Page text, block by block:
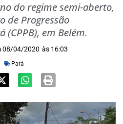
do regime semi-aberto,
de Progressão
(CPPB), em Belém.
08/04/2020 às 16:03
Pará